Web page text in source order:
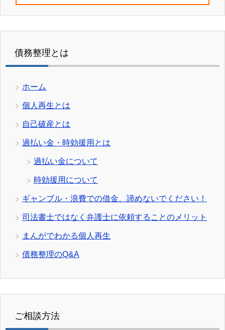
債務整理とは
ホーム
個人再生とは
自己破産とは
過払い金・時効援用とは
過払い金について
時効援用について
ギャンブル・浪費での借金、諦めないでください！
司法書士ではなく弁護士に依頼することのメリット
まんがでわかる個人再生
債務整理のQ&A
ご相談方法